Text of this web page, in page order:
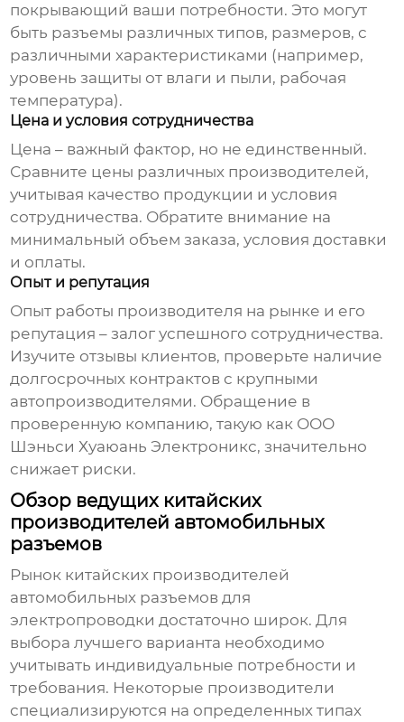
покрывающий ваши потребности. Это могут
быть разъемы различных типов, размеров, с
различными характеристиками (например,
уровень защиты от влаги и пыли, рабочая
температура).
Цена и условия сотрудничества
Цена – важный фактор, но не единственный.
Сравните цены различных производителей,
учитывая качество продукции и условия
сотрудничества. Обратите внимание на
минимальный объем заказа, условия доставки
и оплаты.
Опыт и репутация
Опыт работы производителя на рынке и его
репутация – залог успешного сотрудничества.
Изучите отзывы клиентов, проверьте наличие
долгосрочных контрактов с крупными
автопроизводителями. Обращение в
проверенную компанию, такую как ООО
Шэньси Хуаюань Электроникс, значительно
снижает риски.
Обзор ведущих китайских
производителей автомобильных
разъемов
Рынок китайских производителей
автомобильных разъемов для
электропроводки достаточно широк. Для
выбора лучшего варианта необходимо
учитывать индивидуальные потребности и
требования. Некоторые производители
специализируются на определенных типах